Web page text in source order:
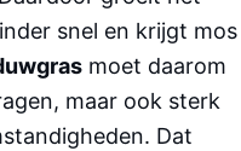
snel en krijgt mos
moet daarom
maar ook sterk
Dat